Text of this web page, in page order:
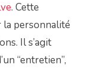
. Cette
la personnalité
Il s’agit
“entretien”,